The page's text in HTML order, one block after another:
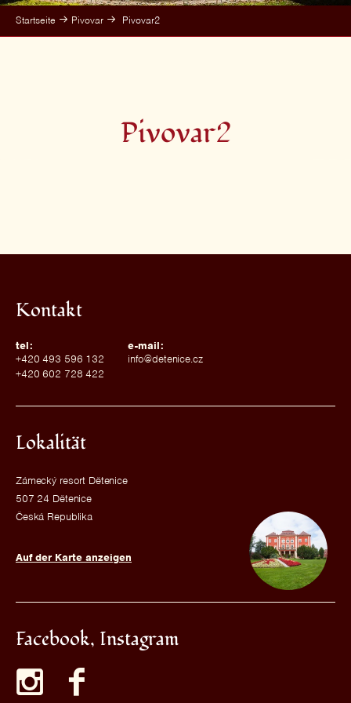
Startseite Pivovar Pivovar2
Pivovar2
Kontakt
tel:
+420 493 596 132
+420 602 728 422
e-mail:
info@detenice.cz
Lokalität
Zámecký resort Dětenice
507 24 Dětenice
Česká Republika
Auf der Karte anzeigen
Facebook, Instagram